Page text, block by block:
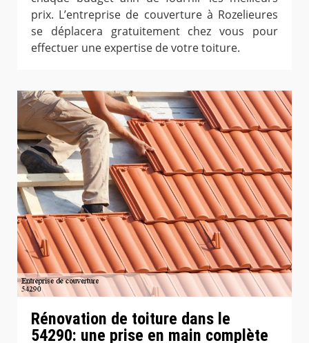
prix. L’entreprise de couverture à Rozelieures
se déplacera gratuitement chez vous pour
effectuer une expertise de votre toiture.
Rénovation de toiture dans le
54290: une prise en main complète